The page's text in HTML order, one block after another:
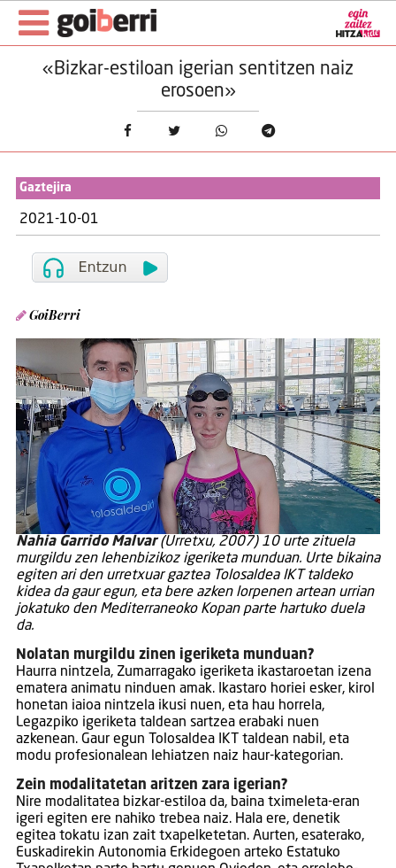
«Bizkar-estiloan igerian sentitzen naiz
erosoen»
Gaztejira
2021-10-01
GoiBerri
Nahia Garrido Malvar(Urretxu, 2007) 10 urte zituela
murgildu zen lehenbizikoz igeriketa munduan. Urte bikaina
egiten ari den urretxuar gaztea Tolosaldea IKT taldeko
kidea da gaur egun, eta bere azken lorpenen artean urrian
jokatuko den Mediterraneoko Kopan parte hartuko duela
da.
Nolatan murgildu zinen igeriketa munduan?
Haurra nintzela, Zumarragako igeriketa ikastaroetan izena
ematera animatu ninduen amak. Ikastaro horiei esker, kirol
honetan iaioa nintzela ikusi nuen, eta hau horrela,
Legazpiko igeriketa taldean sartzea erabaki nuen
azkenean. Gaur egun Tolosaldea IKT taldean nabil, eta
modu profesionalean lehiatzen naiz haur-kategorian.
Zein modalitatetan aritzen zara igerian?
Nire modalitatea bizkar-estiloa da, baina tximeleta-eran
igeri egiten ere nahiko trebea naiz. Hala ere, denetik
egitea tokatu izan zait txapelketetan. Aurten, esaterako,
Euskadirekin Autonomia Erkidegoen arteko Estatuko